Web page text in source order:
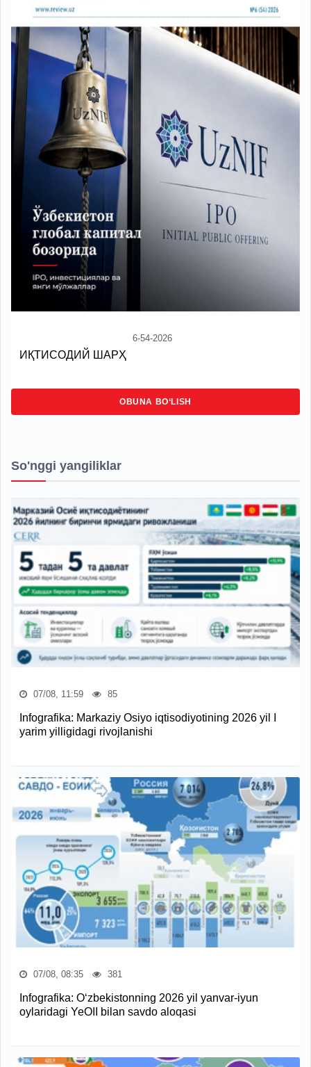
6-54-2026
ИҚТИСОДИЙ ШАРҲ
OBUNA BO‘LISH
So'nggi yangiliklar
07/08, 11:59 85
Infografika: Markaziy Osiyo iqtisodiyotining 2026 yil I
yarim yilligidagi rivojlanishi
07/08, 08:35 381
Infografika: O‘zbekistonning 2026 yil yanvar-iyun
oylaridagi YeOII bilan savdo aloqasi